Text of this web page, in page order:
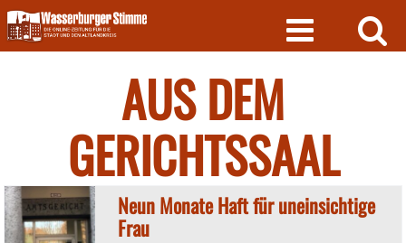
Skip
to
content
AUS DEM
GERICHTSSAAL
Neun Monate Haft für uneinsichtige
Frau